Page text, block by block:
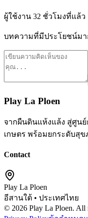
ผู้ใช้งาน 32 ชั่วโมงที่แล้ว
บทความที่มีประโยชน์ม
Play La Ploen
จากผืนดินแห้งแล้ง สู่ศูนย์
เกษตร พร้อมยกระดับสุ
Contact
Play La Ploen
อีสานใต้ • ประเทศไทย
© 2026 Play La Ploen. All